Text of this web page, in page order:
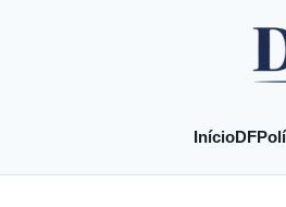
InícioDF